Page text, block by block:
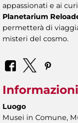
appassionati e ai
Planetarium
permetterà di
misteri del cosmo.
Informazioni
Luogo
Musei in Comune,